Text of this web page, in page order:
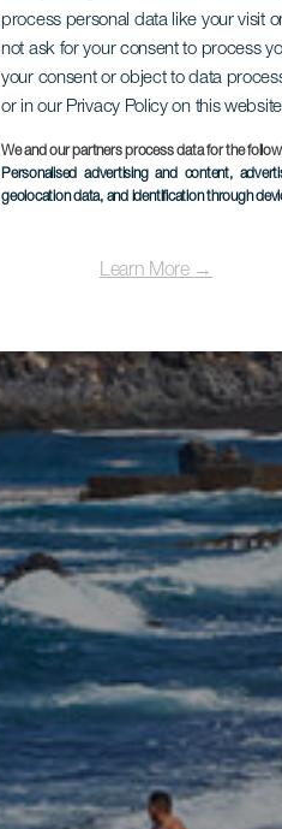
process personal data like your visit
not ask for your consent to process
your consent or object to data
or in our Privacy Policy on this
We and our partners process data for the
Personalised advertising and content,
geolocation data, and identification through
Learn More →